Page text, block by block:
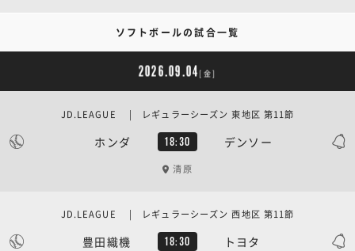
ソフトボールの試合一覧
2026.09.04 [金]
ホンダ 18:30 デンソー
JD.LEAGUE | レギュラーシーズン 東地区 第11節
清原
豊田織機 18:30 トヨタ
JD.LEAGUE | レギュラーシーズン 西地区 第11節